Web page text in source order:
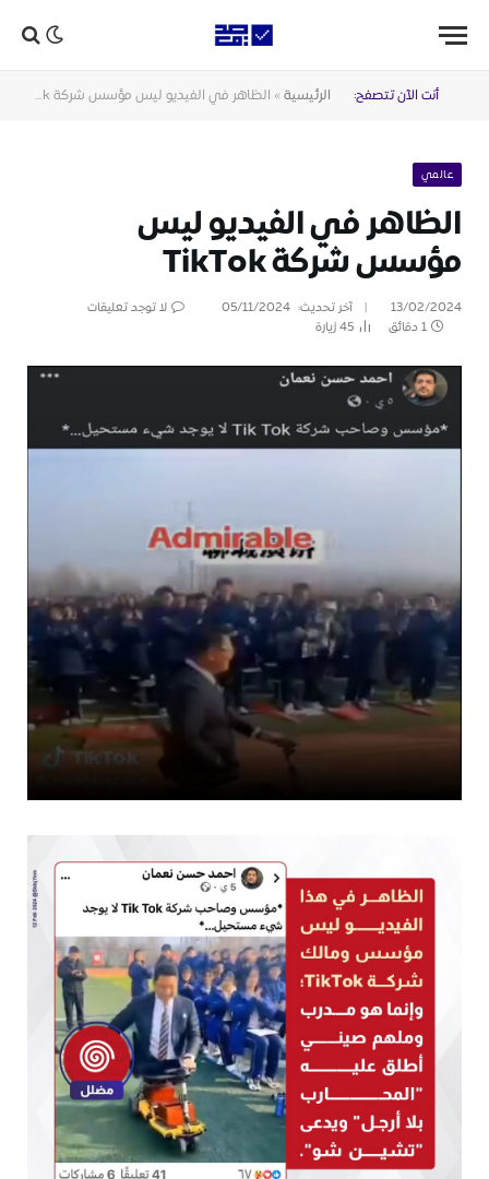
أنت الآن تتصفح: الرئيسية » الظاهر في الفيديو ليس مؤسس شركة TikTok
عالمي
الظاهر في الفيديو ليس
مؤسس شركة TikTok
13/02/2024 آخر تحديث: 05/11/2024
لا توجد تعليقات
1 دقائق
45زيارة